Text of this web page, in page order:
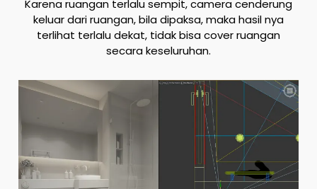
Karena ruangan terlalu sempit, camera cenderung
keluar dari ruangan, bila dipaksa, maka hasil nya
terlihat terlalu dekat, tidak bisa cover ruangan
secara keseluruhan.